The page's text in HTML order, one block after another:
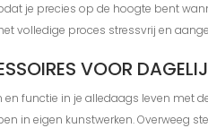
je precies op de hoogte bent
volledige proces stressvrij en
VOOR
en functie in je alledaags leven met
in eigen kunstwerken. Overweeg